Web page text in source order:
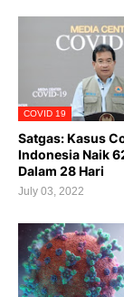
COVID 19
Satgas: Kasus
Indonesia Naik
Dalam 28 Hari
July 03, 2022